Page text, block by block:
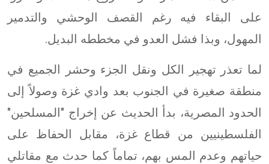
على البقاء فيه رغم القصف الوحشي والتدمير
المهول، وبذا فشل العدو في مخططه البديل.
لما تعذر تهجير الكل ونقل الجزء وحشر الجميع في
منطقة صغيرة في الجنوب بعد وادي غزة وصولاً إلى
الحدود المصرية، بدأ الحديث عن إخراج "المسلحين"
الفلسطينيين من قطاع غزة، مقابل الحفاظ على
حياتهم وعدم المس بهم، تماماً كما حدث مع مقاتلي